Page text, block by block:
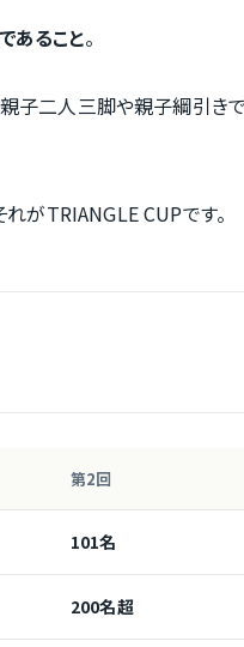
あること。
子二人三脚や親子綱引き
がTRIANGLE CUPです。
第2回
101名
200名超